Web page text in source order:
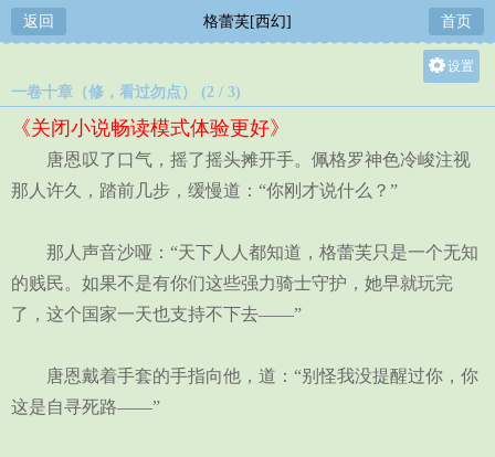
返回 格蕾芙[西幻] 首页
设置
中
一卷十章（修，看过勿点） (2 / 3)
《关闭小说畅读模式体验更好》
唐恩叹了口气，摇了摇头摊开手。佩格罗神色冷峻注视
那人许久，踏前几步，缓慢道：“你刚才说什么？”
那人声音沙哑：“天下人人都知道，格蕾芙只是一个无知
的贱民。如果不是有你们这些强力骑士守护，她早就玩完
了，这个国家一天也支持不下去——”
唐恩戴着手套的手指向他，道：“别怪我没提醒过你，你
这是自寻死路——”